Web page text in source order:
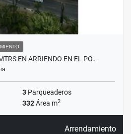
EN ARRIENDO EN EL PO…
3 Parqueaderos
332Área m2
Arrendamiento